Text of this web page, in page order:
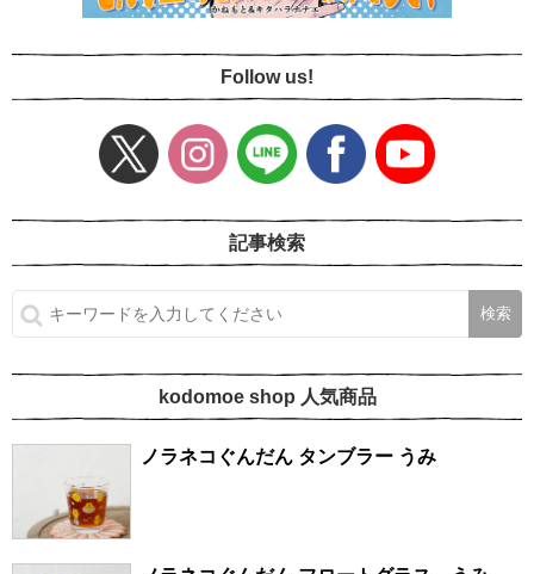
Follow us!
記事検索
kodomoe shop 人気商品
ノラネコぐんだん タンブラー うみ